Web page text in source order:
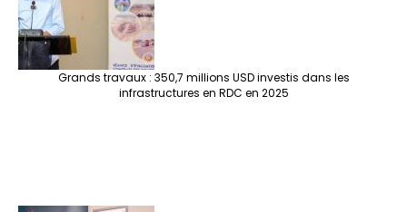
Grands travaux : 350,7 millions USD investis dans les
infrastructures en RDC en 2025